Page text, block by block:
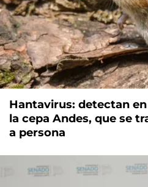
Hantavirus: detectan
la cepa Andes, que se
a persona